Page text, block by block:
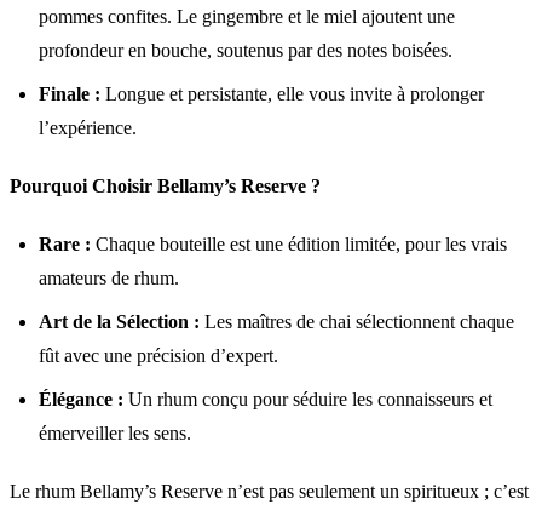
pommes confites. Le gingembre et le miel ajoutent une
profondeur en bouche, soutenus par des notes boisées.
Finale : Longue et persistante, elle vous invite à prolonger
l’expérience.
Pourquoi Choisir Bellamy’s Reserve ?
Rare : Chaque bouteille est une édition limitée, pour les vrais
amateurs de rhum.
Art de la Sélection : Les maîtres de chai sélectionnent chaque
fût avec une précision d’expert.
Élégance : Un rhum conçu pour séduire les connaisseurs et
émerveiller les sens.
Le rhum Bellamy’s Reserve n’est pas seulement un spiritueux ; c’est